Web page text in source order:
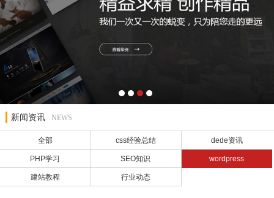
新闻资讯 NEWS
全部 css经验总结 dede资讯
PHP学习 SEO知识 wordpress
建站教程 行业动态